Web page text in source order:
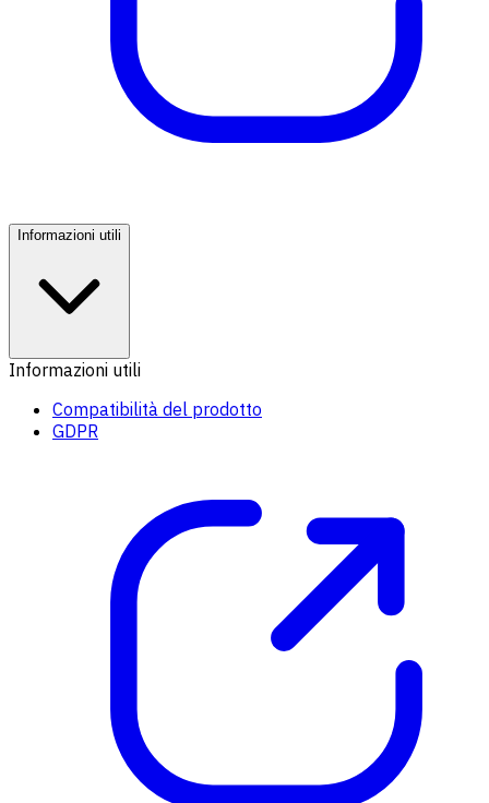
Informazioni utili
Informazioni utili
Compatibilità del prodotto
GDPR